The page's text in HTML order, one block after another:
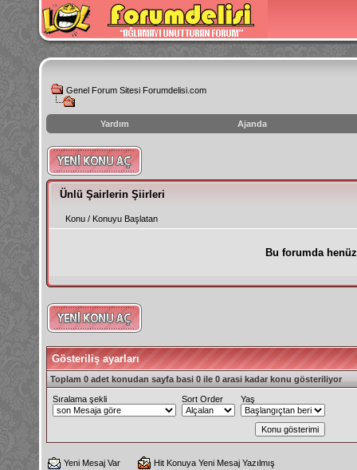
Genel Forum Sitesi Forumdelisi.com
Yardım Ajanda
instagram
izlenme
hilesi
Ünlü Şairlerin Şiirleri
Konu / Konuyu Başlatan
Bu forumda
Gösteriliş ayarları
Toplam 0 adet konudan sayfa basi 0 ile 0 arasi kadar konu gösteriliyor
Sıralama şekli Sort Order Yaş
Yeni Mesaj Var
Hit Konuya Yeni Mesaj Yazılmış